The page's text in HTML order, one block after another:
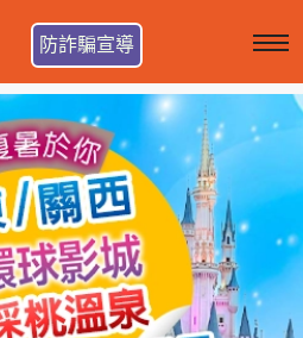
防詐騙宣導